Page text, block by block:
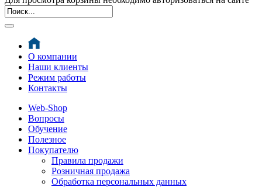
О компании
Наши клиенты
Режим работы
Контакты
Web-Shop
Вопросы
Обучение
Полезное
Покупателю
Правила продажи
Розничная продажа
Обработка персональных данных